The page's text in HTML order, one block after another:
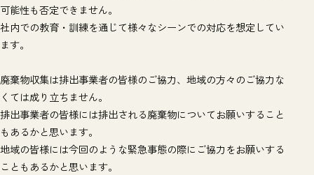
可能性も否定できません。
社内での教育・訓練を通じて様々なシーンでの対応を想定してい
ます。
廃棄物収集は排出事業者の皆様のご協力、地域の方々のご協力な
くては成り立ちません。
排出事業者の皆様には排出される廃棄物についてお願いすること
もあるかと思います。
地域の皆様には今回のような緊急事態の際にご協力をお願いする
こともあるかと思います。